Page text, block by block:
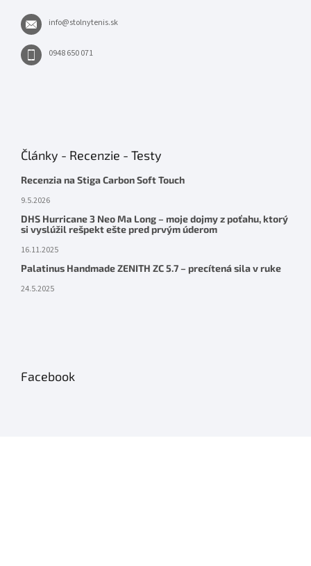
info@stolnytenis.sk
0948 650 071
Články - Recenzie - Testy
Recenzia na Stiga Carbon Soft Touch
9.5.2026
DHS Hurricane 3 Neo Ma Long – moje dojmy z poťahu, ktorý
si vyslúžil rešpekt ešte pred prvým úderom
16.11.2025
Palatinus Handmade ZENITH ZC 5.7 – precítená sila v ruke
24.5.2025
Facebook